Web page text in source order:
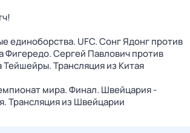
единоборства. UFC. Сонг Ядонг против
Фигередо. Сергей Павлович против
Тейшейры. Трансляция из Китая
мира. Финал. Швейцария -
Трансляция из Швейцарии